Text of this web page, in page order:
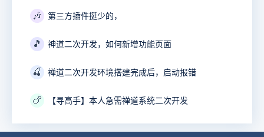
🎶 第三方插件挺少的，
🎵 神道二次开发，如何新增功能页面
🍒 禅道二次开发环境搭建完成后，启动报错
🍗 【寻高手】本人急需禅道系统二次开发